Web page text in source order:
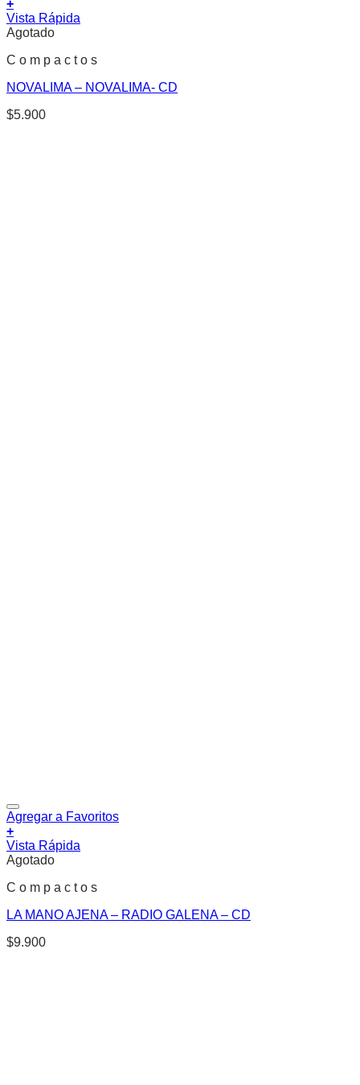
+
Vista Rápida
Agotado
C o m p a c t o s
NOVALIMA – NOVALIMA- CD
$5.900
Agregar a Favoritos
+
Vista Rápida
Agotado
C o m p a c t o s
LA MANO AJENA – RADIO GALENA – CD
$9.900